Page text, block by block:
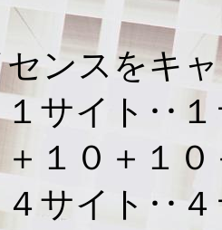
ンスをキ
サイト‥１
１０＋１
サイト‥４